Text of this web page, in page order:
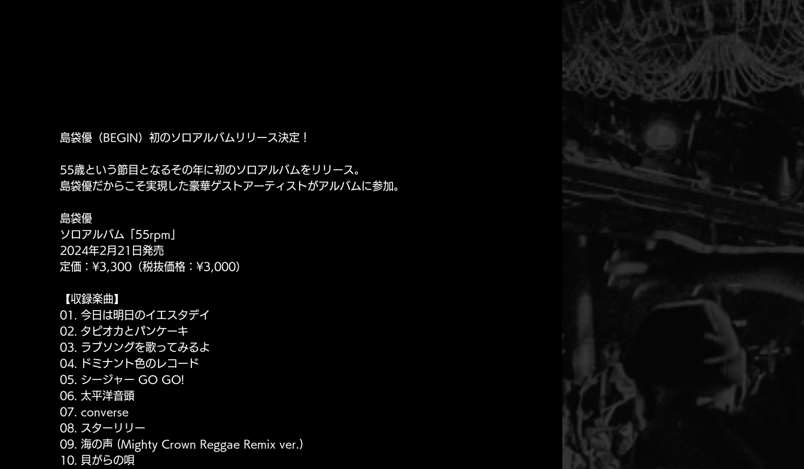
島袋優（BEGIN）初のソロアルバムリリース決定！
55歳という節目となるその年に初のソロアルバムをリリース。
島袋優だからこそ実現した豪華ゲストアーティストがアルバムに参加。
島袋優
ソロアルバム「55rpm」
2024年2月21日発売
定価：¥3,300（税抜価格：¥3,000）
【収録楽曲】
01. 今日は明日のイエスタデイ
02. タピオカとパンケーキ
03. ラブソングを歌ってみるよ
04. ドミナント色のレコード
05. シージャー GO GO!
06. 太平洋音頭
07. converse
08. スターリリー
09. 海の声 (Mighty Crown Reggae Remix ver.)
10. 貝がらの唄